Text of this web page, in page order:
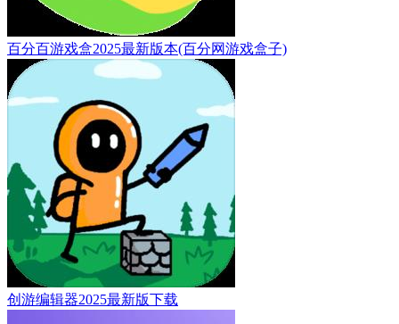
百分百游戏盒2025最新版本(百分网游戏盒子)
创游编辑器2025最新版下载